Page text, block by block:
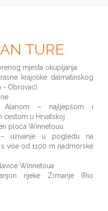
TURE
mjesta okupljanja
krajolike dalmatinskog
- Obrovac)
Alanom – najljepšom i
cestom u Hrvatskoj
ploča Winnetouu
uživanje u pogledu na
više od 1100 m nadmorske
Winnetoua
rijeke Zrmanje (Rio